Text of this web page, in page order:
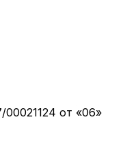
от «06»